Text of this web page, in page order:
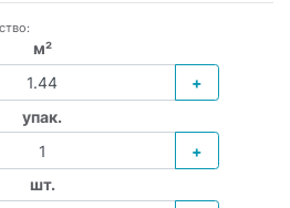
м²
+
упак.
+
шт.